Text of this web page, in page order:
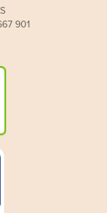
901